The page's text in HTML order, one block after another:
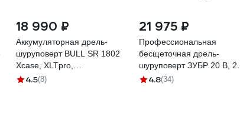
18 990 ₽
Аккумуляторная дрель-
шуруповерт BULL SR 1802
Xcase, XLTpro,
бесщеточная, 18 В, 80 Н*м,
4.5(8)
21 975 ₽
Профессиональная
бесщеточная дрель-
шуруповерт ЗУБР 20 В, 2
АКБ х 4 Ач, кейс DB-211-42
4.8(34)